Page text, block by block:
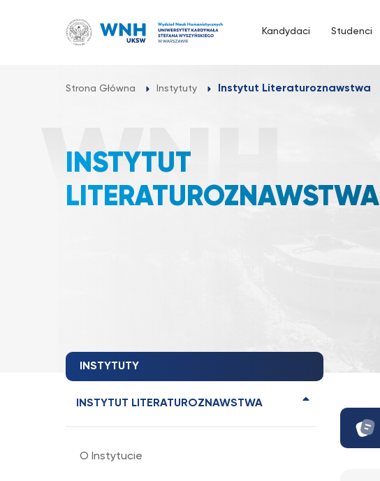
Kandydaci Studenci
Strona Główna Instytuty Instytut Literaturoznawstwa
INSTYTUT
LITERATUROZNAWSTWA
INSTYTUTY
INSTYTUT LITERATUROZNAWSTWA
O Instytucie